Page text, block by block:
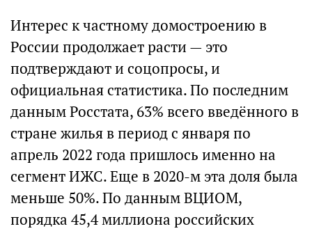
Интерес к частному домостроению в
России продолжает расти — это
подтверждают и соцопросы, и
официальная статистика. По последним
данным Росстата, 63% всего введённого в
стране жилья в период с января по
апрель 2022 года пришлось именно на
сегмент ИЖС. Еще в 2020-м эта доля была
меньше 50%. По данным ВЦИОМ,
порядка 45,4 миллиона российских